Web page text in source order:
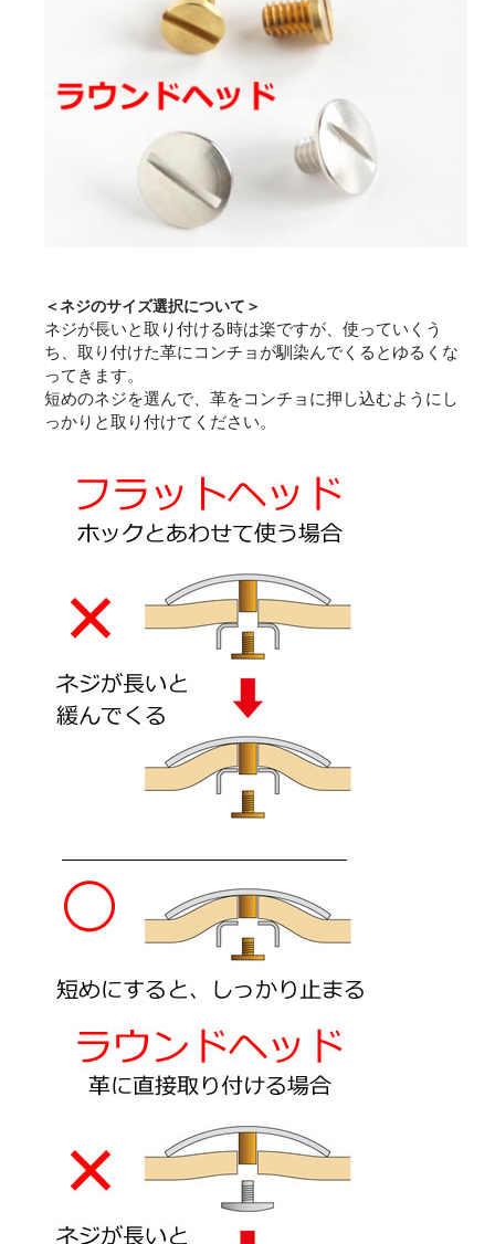
＜ネジのサイズ選択について＞
ネジが長いと取り付ける時は楽ですが、使っていくう
ち、取り付けた革にコンチョが馴染んでくるとゆるくな
ってきます。
短めのネジを選んで、革をコンチョに押し込むようにし
っかりと取り付けてください。